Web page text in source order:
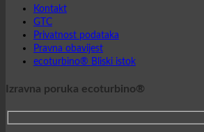
Kontakt
GTC
Privatnost podataka
Pravna obavijest
Izravna poruka ecoturbino®